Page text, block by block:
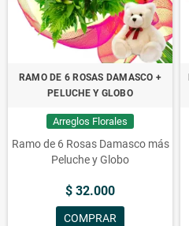
RAMO DE 6 ROSAS DAMASCO +
PELUCHE Y GLOBO
Arreglos Florales
Ramo de 6 Rosas Damasco más
Peluche y Globo
$ 32.000
COMPRAR